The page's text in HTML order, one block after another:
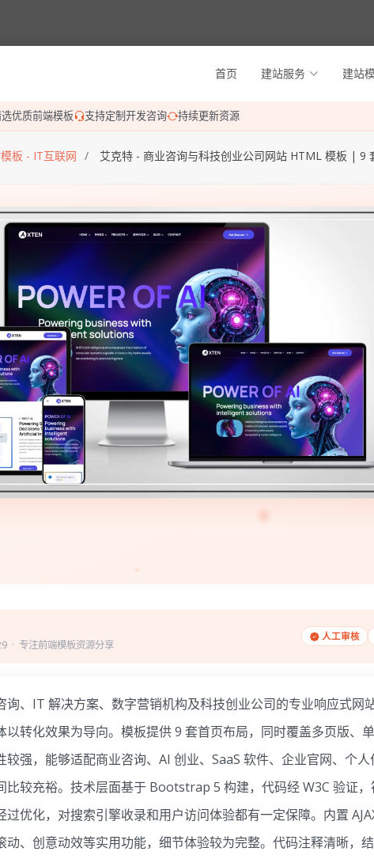
首页 建站服务 建站
优质前端模板 支持定制开发咨询 持续更新资源
板 - IT互联网 艾克特 - 商业咨询与科技创业公司网站 HTML 模板 | 9
· 专注前端模板资源分享
人工审核
、IT 解决方案、数字营销机构及科技创业公司的专业响应式网
以转化效果为导向。模板提供 9 套首页布局，同时覆盖多页版、
较强，能够适配商业咨询、AI 创业、SaaS 软件、企业官网、个人
比较充裕。技术层面基于 Bootstrap 5 构建，代码经 W3C 验证，
优化，对搜索引擎收录和用户访问体验都有一定保障。内置
、创意动效等实用功能，细节体验较为完整。代码注释清晰，结